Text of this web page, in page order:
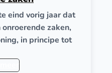
eind vorig jaar dat
zaken,
in principe tot